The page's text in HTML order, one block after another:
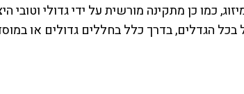
כמו כן מתקינה מורשית על ידי גדולי וטובי
בכל הגדלים, בדרך כלל בחללים גדולים או